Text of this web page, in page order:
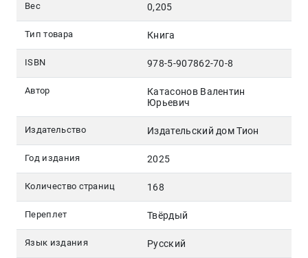
Вес 0,205
Тип товара Книга
ISBN 978-5-907862-70-8
Автор
Катасонов Валентин
Юрьевич
Издательство Издательский дом Тион
Год издания 2025
Количество страниц 168
Переплет Твёрдый
Язык издания Русский